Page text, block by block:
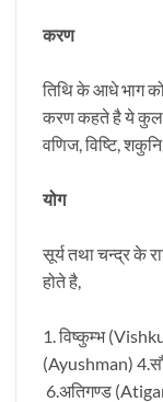
करण
तिथि के आधे भाग
करण कहते है ये कुल
वणिज, विष्टि,
योग
सूर्य तथा चन्द्र के
होते है,
1. विष्कुम्भ
(Ayushman)
6.अतिगण्ड